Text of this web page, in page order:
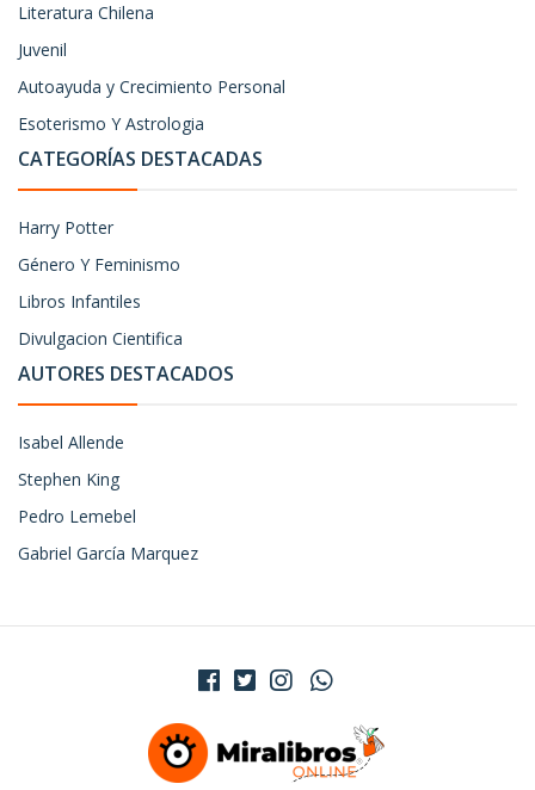
Literatura Chilena
Juvenil
Autoayuda y Crecimiento Personal
Esoterismo Y Astrologia
CATEGORÍAS DESTACADAS
Harry Potter
Género Y Feminismo
Libros Infantiles
Divulgacion Cientifica
AUTORES DESTACADOS
Isabel Allende
Stephen King
Pedro Lemebel
Gabriel García Marquez